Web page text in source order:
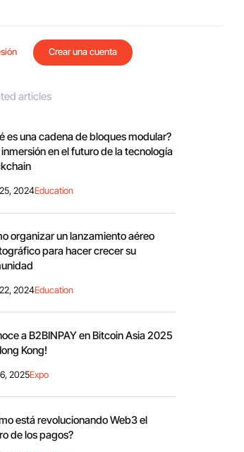
Crear una cuenta
articles
es una cadena de bloques modular?
en el futuro de la tecnología
2024Education
organizar un lanzamiento aéreo
para hacer crecer su
2024Education
a B2BINPAY en Bitcoin Asia 2025
Kong!
2025Expo
está revolucionando Web3 el
de los pagos?